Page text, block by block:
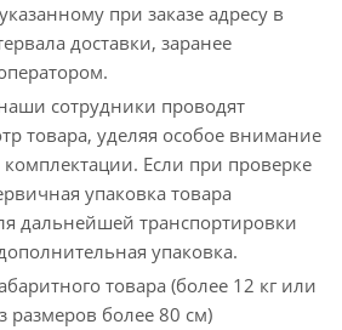
при заказе адресу в
доставки, заранее
сотрудники проводят
товара, уделяя особое внимание
Если при проверке
упаковка товара
дальнейшей транспортировки
упаковка.
товара (более 12 кг или
более 80 см)